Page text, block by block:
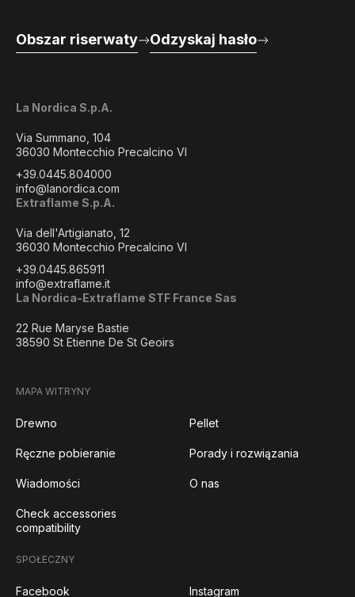
La Nordica S.p.A.
Via Summano, 104
36030 Montecchio Precalcino VI
+39.0445.804000
info@lanordica.com
Extraflame S.p.A.
Via dell'Artigianato, 12
36030 Montecchio Precalcino VI
+39.0445.865911
info@extraflame.it
La Nordica-Extraflame STF France Sas
22 Rue Maryse Bastie
38590 St Etienne De St Geoirs
Obszar riserwaty Odzyskaj hasło
MAPA WITRYNY
Drewno Pellet
Ręczne pobieranie Porady i rozwiązania
Wiadomości O nas
Check accessories
compatibility
SPOŁECZNY
Facebook Instagram